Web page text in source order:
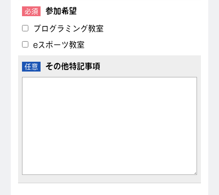
必須 参加希望
プログラミング教室
eスポーツ教室
任意 その他特記事項